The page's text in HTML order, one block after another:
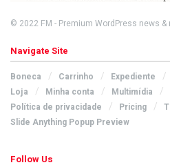
© 2022 FM - Premium WordPress news
Navigate Site
Boneca Carrinho Expediente
Loja
Minha conta Multimídia
Política de privacidade
Pricing
Slide Anything Popup Preview
Follow Us